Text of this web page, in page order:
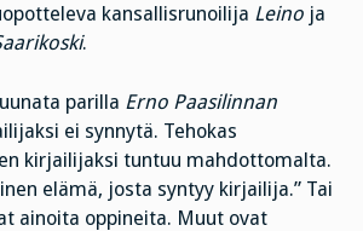
kansallisrunoilija Leino ja
.
parilla Erno Paasilinnan
ei synnytä. Tehokas
kirjailijaksi tuntuu mahdottomalta.
elämä, josta syntyy kirjailija.” Tai
ainoita oppineita. Muut ovat